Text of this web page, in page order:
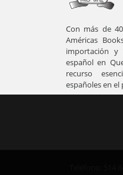
Con más de
Américas
importación y
español en
recurso
españoles en el